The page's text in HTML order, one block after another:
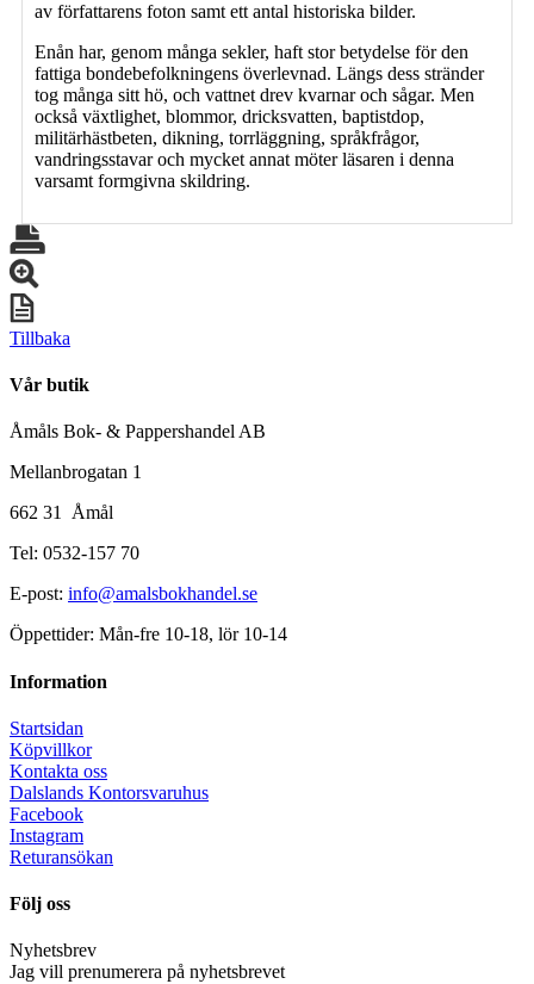
av författarens foton samt ett antal historiska bilder.
Enån har, genom många sekler, haft stor betydelse för den
fattiga bondebefolkningens överlevnad. Längs dess stränder
tog många sitt hö, och vattnet drev kvarnar och sågar. Men
också växtlighet, blommor, dricksvatten, baptistdop,
militärhästbeten, dikning, torrläggning, språkfrågor,
vandringsstavar och mycket annat möter läsaren i denna
varsamt formgivna skildring.
Tillbaka
Vår butik
Åmåls Bok- & Pappershandel AB
Mellanbrogatan 1
662 31 Åmål
Tel: 0532-157 70
E-post: info@amalsbokhandel.se
Öppettider: Mån-fre 10-18, lör 10-14
Information
Startsidan
Köpvillkor
Kontakta oss
Dalslands Kontorsvaruhus
Facebook
Instagram
Returansökan
Följ oss
Nyhetsbrev
Jag vill prenumerera på nyhetsbrevet